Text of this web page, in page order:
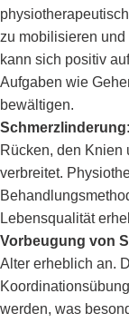
zu mobilisieren
kann sich positiv
Aufgaben wie
bewältigen.
Schmerzlinderung
Rücken, den Knien
verbreitet.
Lebensqualität
Vorbeugung von
Alter erheblich an.
werden, was